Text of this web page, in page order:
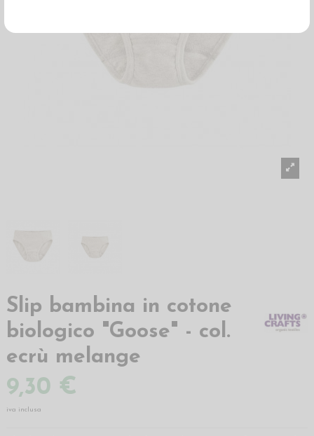
Slip bambina in cotone
biologico "Goose" - col.
ecrù melange
9,30 €
iva inclusa